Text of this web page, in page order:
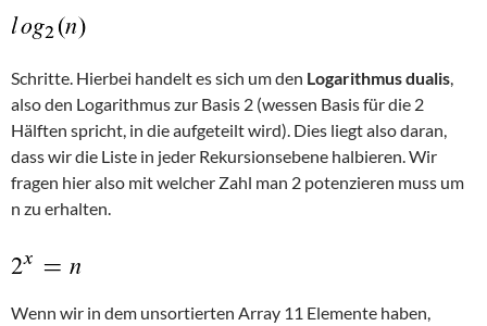
Schritte. Hierbei handelt es sich um den Logarithmus dualis,
also den Logarithmus zur Basis 2 (wessen Basis für die 2
Hälften spricht, in die aufgeteilt wird). Dies liegt also daran,
dass wir die Liste in jeder Rekursionsebene halbieren. Wir
fragen hier also mit welcher Zahl man 2 potenzieren muss um
n zu erhalten.
Wenn wir in dem unsortierten Array 11 Elemente haben,